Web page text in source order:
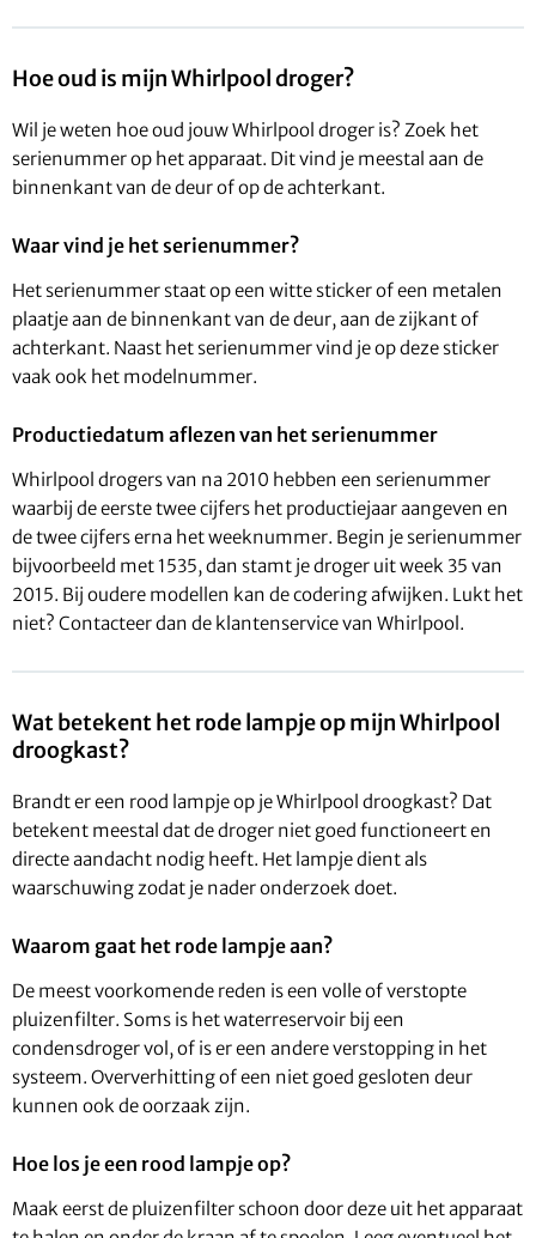
Hoe oud is mijn Whirlpool droger?
Wil je weten hoe oud jouw Whirlpool droger is? Zoek het
serienummer op het apparaat. Dit vind je meestal aan de
binnenkant van de deur of op de achterkant.
Waar vind je het serienummer?
Het serienummer staat op een witte sticker of een metalen
plaatje aan de binnenkant van de deur, aan de zijkant of
achterkant. Naast het serienummer vind je op deze sticker
vaak ook het modelnummer.
Productiedatum aflezen van het serienummer
Whirlpool drogers van na 2010 hebben een serienummer
waarbij de eerste twee cijfers het productiejaar aangeven en
de twee cijfers erna het weeknummer. Begin je serienummer
bijvoorbeeld met 1535, dan stamt je droger uit week 35 van
2015. Bij oudere modellen kan de codering afwijken. Lukt het
niet? Contacteer dan de klantenservice van Whirlpool.
Wat betekent het rode lampje op mijn Whirlpool
droogkast?
Brandt er een rood lampje op je Whirlpool droogkast? Dat
betekent meestal dat de droger niet goed functioneert en
directe aandacht nodig heeft. Het lampje dient als
waarschuwing zodat je nader onderzoek doet.
Waarom gaat het rode lampje aan?
De meest voorkomende reden is een volle of verstopte
pluizenfilter. Soms is het waterreservoir bij een
condensdroger vol, of is er een andere verstopping in het
systeem. Oververhitting of een niet goed gesloten deur
kunnen ook de oorzaak zijn.
Hoe los je een rood lampje op?
Maak eerst de pluizenfilter schoon door deze uit het apparaat